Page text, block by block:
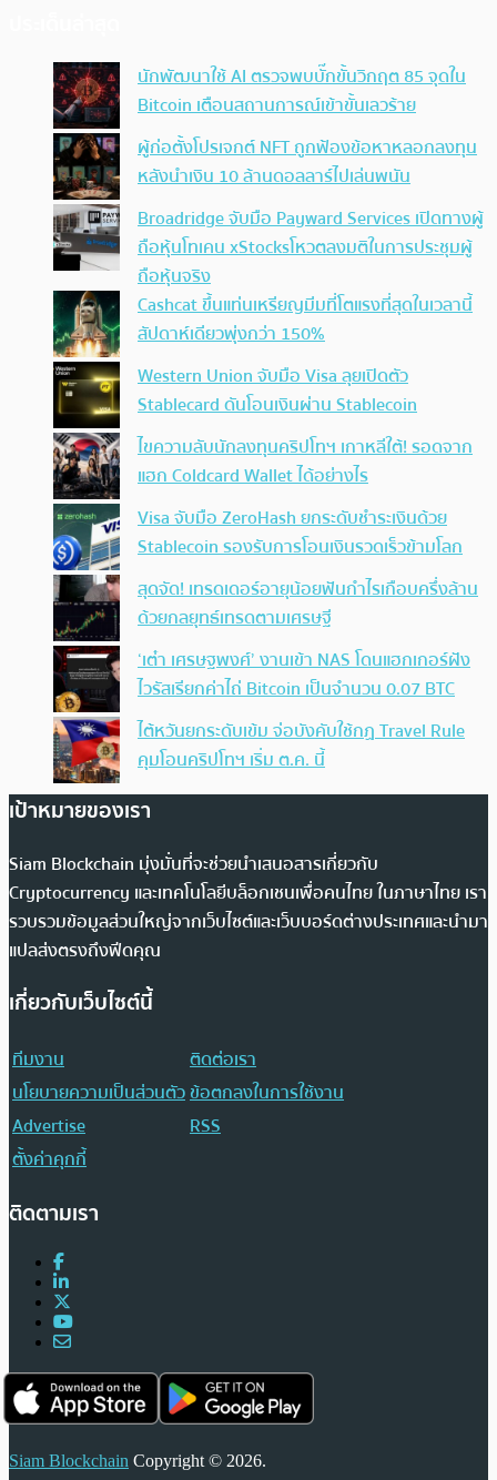
นักพัฒนาใช้ AI ตรวจพบบั๊กขั้นวิกฤต 85 จุดใน
Bitcoin เตือนสถานการณ์เข้าขั้นเลวร้าย
ผู้ก่อตั้งโปรเจกต์ NFT ถูกฟ้องข้อหาหลอกลงทุน
หลังนำเงิน 10 ล้านดอลลาร์ไปเล่นพนัน
Broadridge จับมือ Payward Services เปิดทางผู้
ถือหุ้นโทเคน xStocksโหวตลงมติในการประชุมผู้
ถือหุ้นจริง
Cashcat ขึ้นแท่นเหรียญมีมที่โตแรงที่สุดในเวลานี้
สัปดาห์เดียวพุ่งกว่า 150%
Western Union จับมือ Visa ลุยเปิดตัว
Stablecard ดันโอนเงินผ่าน Stablecoin
ไขความลับนักลงทุนคริปโทฯ เกาหลีใต้! รอดจาก
แฮก Coldcard Wallet ได้อย่างไร
Visa จับมือ ZeroHash ยกระดับชำระเงินด้วย
Stablecoin รองรับการโอนเงินรวดเร็วข้ามโลก
สุดจัด! เทรดเดอร์อายุน้อยฟันกำไรเกือบครึ่งล้าน
ด้วยกลยุทธ์เทรดตามเศรษฐี
‘เต๋า เศรษฐพงศ์’ งานเข้า NAS โดนแฮกเกอร์ฝัง
ไวรัสเรียกค่าไถ่ Bitcoin เป็นจำนวน 0.07 BTC
ไต้หวันยกระดับเข้ม จ่อบังคับใช้กฏ Travel Rule
คุมโอนคริปโทฯ เริ่ม ต.ค. นี้
เป้าหมายของเรา
Siam Blockchain มุ่งมั่นที่จะช่วยนำเสนอสารเกี่ยวกับ
Cryptocurrency และเทคโนโลยีบล็อกเชนเพื่อคนไทย ในภาษาไทย เรา
รวบรวมข้อมูลส่วนใหญ่จากเว็บไซต์และเว็บบอร์ดต่างประเทศและนำมา
แปลส่งตรงถึงฟีดคุณ
เกี่ยวกับเว็บไซต์นี้
ทีมงาน
ติดต่อเรา
นโยบายความเป็นส่วนตัวข้อตกลงในการใช้งาน
Advertise
RSS
ตั้งค่าคุกกี้
ติดตามเรา
Siam Blockchain Copyright © 2026.